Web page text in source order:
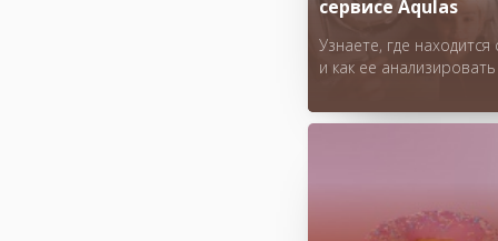
сервисе Aqulas
Узнаете, где находится
и как ее анализировать